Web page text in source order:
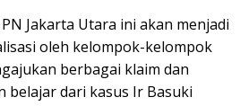
Jakarta Utara ini akan menjadi
oleh kelompok-kelompok
berbagai klaim dan
belajar dari kasus Ir Basuki